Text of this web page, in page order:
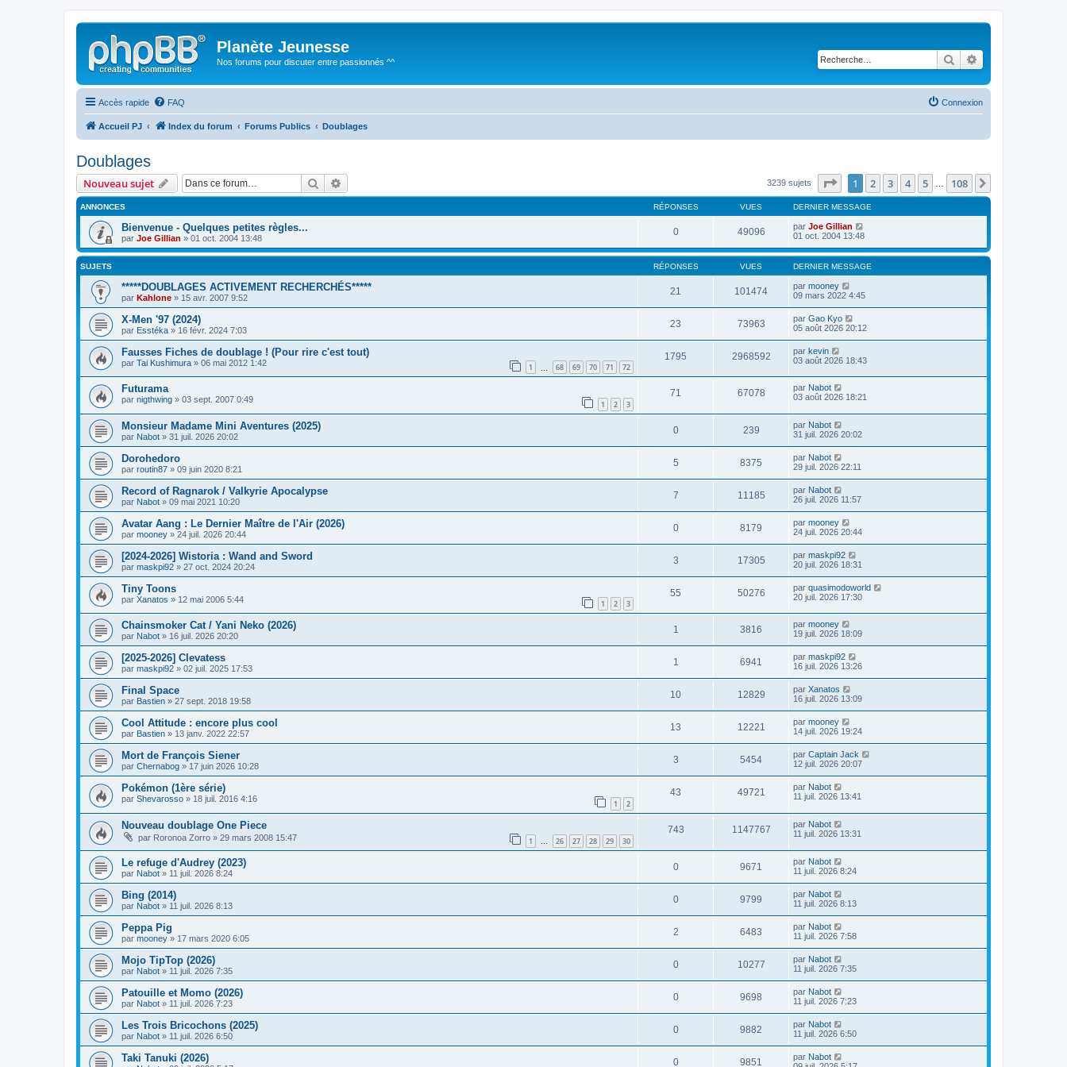
Planète Jeunesse
Nos forums pour discuter entre passionnés ^^ Rechercher
Accès rapide FAQ Connexion
Accueil PJ Index du forum Forums Publics Doublages
Doublages
Nouveau sujet Rechercher 3239 sujets Page sur108
1 2 3 4 5 108
ANNONCES RÉPONSES VUES DERNIER MESSAGE
Bienvenue - Quelques petites règles...
par Joe Gillian » 01 oct. 2004 13:48
0 49096 par Joe Gillian
01 oct. 2004 13:48
SUJETS RÉPONSES VUES DERNIER MESSAGE
*****DOUBLAGES ACTIVEMENT RECHERCHÉS*****
par Kahlone » 15 avr. 2007 9:52
21 101474 par mooney
09 mars 2022 4:45
X-Men '97 (2024)
par Esstéka » 16 févr. 2024 7:03
23 73963 par Gao Kyo
05 août 2026 20:12
Fausses Fiches de doublage ! (Pour rire c'est tout)
par Tai Kushimura » 06 mai 2012 1:42 1 68 69 70 71 72
1795 2968592 par kevin
03 août 2026 18:43
Futurama
par nigthwing » 03 sept. 2007 0:49 1 2 3
71 67078 par Nabot
03 août 2026 18:21
Monsieur Madame Mini Aventures (2025)
par Nabot » 31 juil. 2026 20:02
0 239 par Nabot
31 juil. 2026 20:02
Dorohedoro
par routin87 » 09 juin 2020 8:21
5 8375 par Nabot
29 juil. 2026 22:11
Record of Ragnarok / Valkyrie Apocalypse
par Nabot » 09 mai 2021 10:20
7 11185 par Nabot
26 juil. 2026 11:57
Avatar Aang : Le Dernier Maître de l'Air (2026)
par mooney » 24 juil. 2026 20:44
0 8179 par mooney
24 juil. 2026 20:44
[2024-2026] Wistoria : Wand and Sword
par maskpi92 » 27 oct. 2024 20:24
3 17305 par maskpi92
20 juil. 2026 18:31
Tiny Toons
par Xanatos » 12 mai 2006 5:44 1 2 3
55 50276 par quasimodoworld
20 juil. 2026 17:30
Chainsmoker Cat / Yani Neko (2026)
par Nabot » 16 juil. 2026 20:20
1 3816 par mooney
19 juil. 2026 18:09
[2025-2026] Clevatess
par maskpi92 » 02 juil. 2025 17:53
1 6941 par maskpi92
16 juil. 2026 13:26
Final Space
par Bastien » 27 sept. 2018 19:58
10 12829 par Xanatos
16 juil. 2026 13:09
Cool Attitude : encore plus cool
par Bastien » 13 janv. 2022 22:57
13 12221 par mooney
14 juil. 2026 19:24
Mort de François Siener
par Chernabog » 17 juin 2026 10:28
3 5454 par Captain Jack
12 juil. 2026 20:07
Pokémon (1ère série)
par Shevarosso » 18 juil. 2016 4:16 1 2
43 49721 par Nabot
11 juil. 2026 13:41
Nouveau doublage One Piece
par Roronoa Zorro » 29 mars 2008 15:47 1 … 26 27 28 29 30
743 1147767 par Nabot
11 juil. 2026 13:31
Le refuge d'Audrey (2023)
par Nabot » 11 juil. 2026 8:24
0 9671 par Nabot
11 juil. 2026 8:24
Bing (2014)
par Nabot » 11 juil. 2026 8:13
0 9799 par Nabot
11 juil. 2026 8:13
Peppa Pig
par mooney » 17 mars 2020 6:05
2 6483 par Nabot
11 juil. 2026 7:58
Mojo TipTop (2026)
par Nabot » 11 juil. 2026 7:35
0 10277 par Nabot
11 juil. 2026 7:35
Patouille et Momo (2026)
par Nabot » 11 juil. 2026 7:23
0 9698 par Nabot
11 juil. 2026 7:23
Les Trois Bricochons (2025)
par Nabot » 11 juil. 2026 6:50
0 9882 par Nabot
11 juil. 2026 6:50
Taki Tanuki (2026) 0 9851 par Nabot